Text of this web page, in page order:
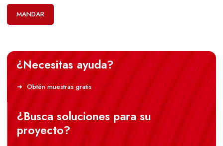
MANDAR
¿Necesitas ayuda?
Obtén muestras gratis
¿Busca soluciones para su
proyecto?